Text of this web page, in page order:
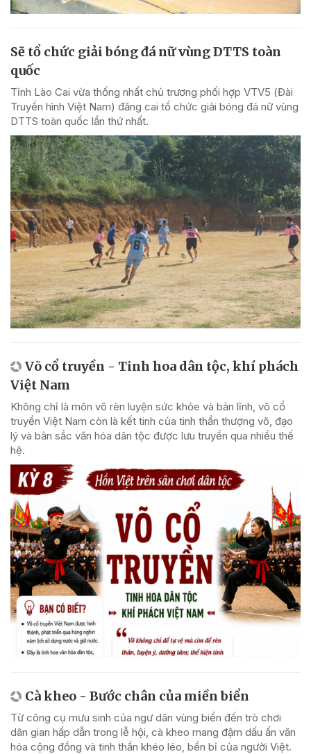
Sẽ tổ chức giải bóng đá nữ vùng DTTS toàn
quốc
Tỉnh Lào Cai vừa thống nhất chủ trương phối hợp VTV5 (Đài
Truyền hình Việt Nam) đăng cai tổ chức giải bóng đá nữ vùng
DTTS toàn quốc lần thứ nhất.
Võ cổ truyền - Tinh hoa dân tộc, khí phách
Việt Nam
Không chỉ là môn võ rèn luyện sức khỏe và bản lĩnh, võ cổ
truyền Việt Nam còn là kết tinh của tinh thần thượng võ, đạo
lý và bản sắc văn hóa dân tộc được lưu truyền qua nhiều thế
hệ.
Cà kheo - Bước chân của miền biển
Từ công cụ mưu sinh của ngư dân vùng biển đến trò chơi
dân gian hấp dẫn trong lễ hội, cà kheo mang đậm dấu ấn văn
hóa cộng đồng và tinh thần khéo léo, bền bỉ của người Việt.